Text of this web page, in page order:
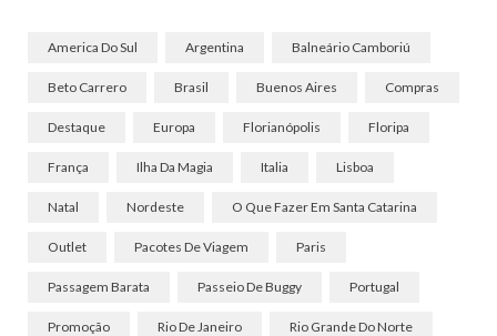
America Do Sul Argentina Balneário Camboriú
Beto Carrero Brasil Buenos Aires Compras
Destaque Europa Florianópolis Floripa
França Ilha Da Magia Italia Lisboa
Natal Nordeste O Que Fazer Em Santa Catarina
Outlet Pacotes De Viagem Paris
Passagem Barata Passeio De Buggy Portugal
Promoção Rio De Janeiro Rio Grande Do Norte